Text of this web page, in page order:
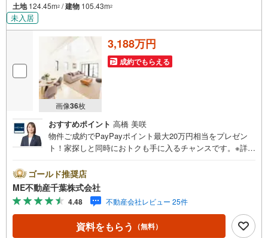
土地124.45m2 /建物 105.43m2
未入居
画像36枚
3,188万円
成約でもらえる
おすすめポイント 高橋 美咲
物件ご成約でPayPayポイント最大20万円相当をプレゼン
ト！家探しと同時におトクも手に入るチャンスです。※詳し
送迎無料！頭金なし・銀行比較＆相談可！ テレビで紹介さ
れた『やどかリッチ』使えます！豊かに過ごすには『イン
テリア』家具や家電と『エクステリア』カーポートや楽し
める庭、この充実度で変わってきます。これらを一括で購
入でき、その代金を住宅ローンに組み込むことが可能なサ
ービス、それがやどかリッチです。 頭金0円でもOK！（諸
ゴールド推奨店
ME不動産千葉株式会社
4.48 不動産会社レビュー 25件
資料をもらう （無料）